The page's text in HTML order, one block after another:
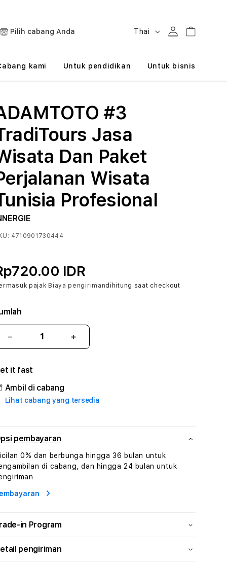
Pilih cabang Anda
B
h
Thai MasukKeranjang
kami Untuk pendidikan Untuk bisnis
#3
Jasa
Dan Paket
Wisata
Profesional
4710901730444
IDR
pajak Biaya pengirimandihitung saat checkout
Kurangi
jumlah
ADAMTOTO
#3
TradiTours
Jasa
Paket
Wisata
Tunisia
Profesional
Tambah
jumlah
TradiTours
Jasa
Wisata
Tunisia
it fast
Ambil di cabang
Lihat cabang yang tersedia
pembayaran
0% dan berbunga hingga 36 bulan untuk
di cabang, dan hingga 24 bulan untuk
in Program
pengiriman